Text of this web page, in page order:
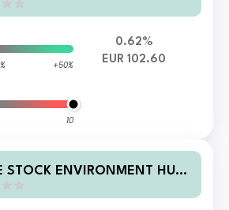
+50%
10
0.62%
EUR 102.60
STOCK ENVIRONMENT HUF